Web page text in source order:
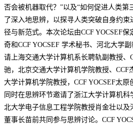
否会被机器取代？”以及“如何促进人类第
了深入地思辨，以探寻人类突破自身约
径与新范式。本次论坛由CCF YOCSEF保
奇和CCF YOCSEF 学术秘书、河北大学
请上海交通大学计算机系长聘轨副教授、
驰，北京交通大学计算机学院教授、 CCF
大学计算机学院教授， CCF YOCSEF太原
同时在思辨环节邀请了浙江大学计算机科
北大学电子信息工程学院教授肖金壮以及
董事长苗前共同参与思辨讨论。 CCF